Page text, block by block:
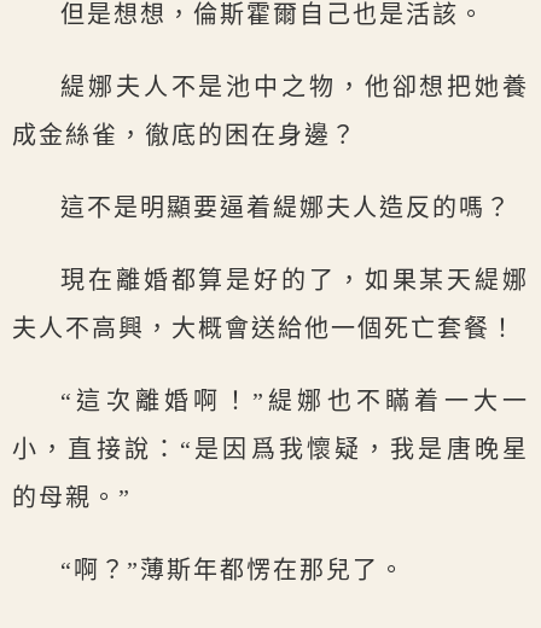
但是想想，倫斯霍爾自己也是活該。
緹娜夫人不是池中之物，他卻想把她養
成金絲雀，徹底的困在身邊？
這不是明顯要逼着緹娜夫人造反的嗎？
現在離婚都算是好的了，如果某天緹娜
夫人不高興，大概會送給他一個死亡套餐！
“這次離婚啊！”緹娜也不瞞着一大一
小，直接說：“是因爲我懷疑，我是唐晚星
的母親。”
“啊？”薄斯年都愣在那兒了。